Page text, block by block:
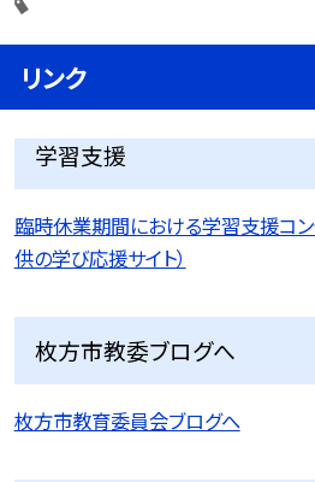
リンク
学習支援
臨時休業期間における学習支援コン
供の学び応援サイト）
枚方市教委ブログへ
枚方市教育委員会ブログへ